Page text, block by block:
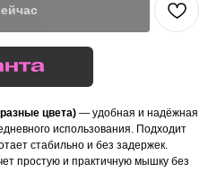
цвета) — удобная и надёжная
использования. Подходит
стабильно и без задержек.
простую и практичную мышку без